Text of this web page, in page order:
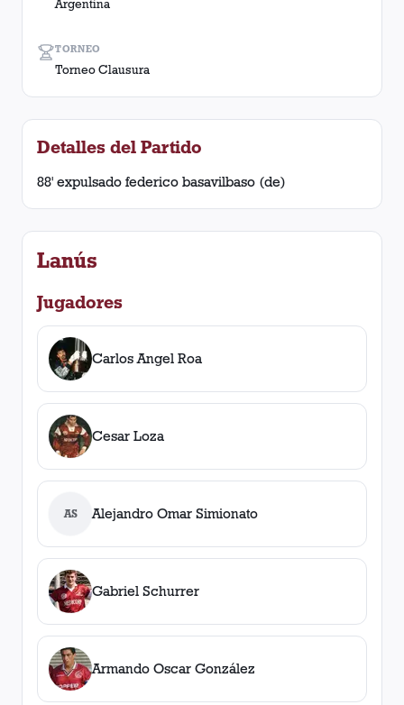
TORNEO
Torneo Clausura
Argentina
Detalles del Partido
88' expulsado federico basavilbaso (de)
Lanús
Jugadores
Carlos Angel Roa
Cesar Loza
AS Alejandro Omar Simionato
Gabriel Schurrer
Armando Oscar González